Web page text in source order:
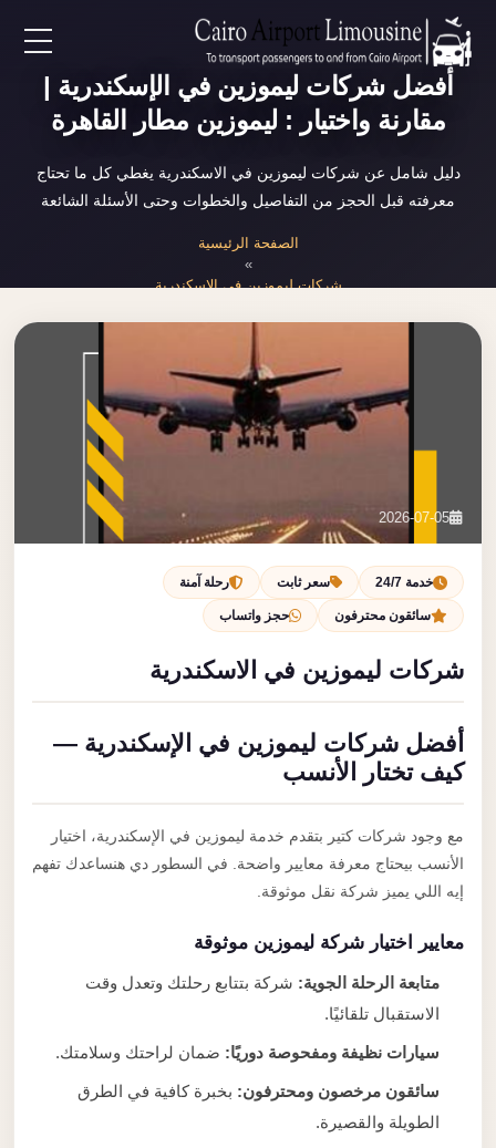
AR
خدمات المطار
نحن
بنا
احجز الآن
أفضل شركات ليموزين في الإسكندرية |
مقارنة واختيار : ليموزين مطار القاهرة
دليل شامل عن شركات ليموزين في الاسكندرية يغطي كل ما تحتاج
معرفته قبل الحجز من التفاصيل والخطوات وحتى الأسئلة الشائعة
الصفحة الرئيسية
شركات ليموزين في الاسكندرية
2026-07-05
خدمة 24/7 سعر ثابت رحلة آمنة
سائقون محترفون حجز واتساب
شركات ليموزين في الاسكندرية
أفضل شركات ليموزين في الإسكندرية —
كيف تختار الأنسب
مع وجود شركات كتير بتقدم خدمة ليموزين في الإسكندرية، اختيار
الأنسب بيحتاج معرفة معايير واضحة. في السطور دي هنساعدك تفهم
إيه اللي يميز شركة نقل موثوقة.
معايير اختيار شركة ليموزين موثوقة
متابعة الرحلة الجوية:شركة بتتابع رحلتك وتعدل وقت
الاستقبال تلقائيًا.
سيارات نظيفة ومفحوصة دوريًا:ضمان لراحتك وسلامتك.
سائقون مرخصون ومحترفون:بخبرة كافية في الطرق
الطويلة والقصيرة.